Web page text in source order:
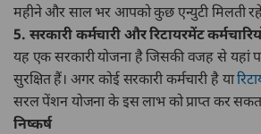
महीने और साल भर आपको कुछ एन्युटी मिलती
5. सरकारी कर्मचारी और रिटायरमेंट
यह एक सरकारी योजना है जिसकी वजह से
सुरक्षित हैं। अगर कोई सरकारी कर्मचारी है या
सरल पेंशन योजना के इस लाभ को प्राप्त कर
निष्कर्ष